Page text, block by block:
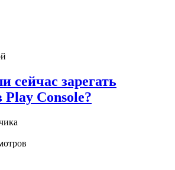
сейчас зарегать
Play Console?